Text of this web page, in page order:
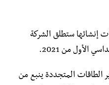
إنشائها ستطلق الشركة
الأول من 2021.
الطاقات المتجددة ينبع من